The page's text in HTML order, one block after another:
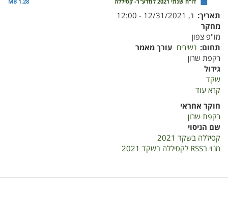
דו"ח שנתי 2021 למדע"ר- קסיללה 1.28 MB
תאריך ו', 12/31/2021 - 12:00
מחקר
מו"פ צפון
תחום נשירים עורך מאמר
רקפת שרון
גידול
שקד
קרא עוד
חוקר אחראי
רקפת שרון
שם הניסוי
קסיללה בשקד 2021
מנוי בRSS לקסיללה בשקד 2021